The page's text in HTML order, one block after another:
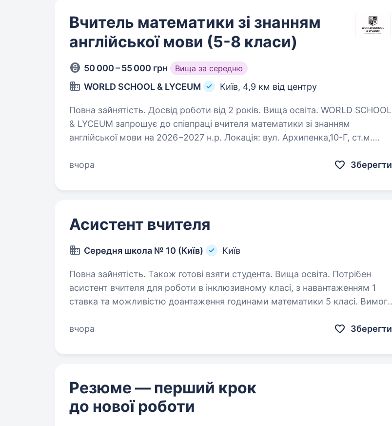
Вчитель математики зі знанням
англійської мови (5-8 класи)
50 000 – 55 000 грн Вища за середню
WORLD SCHOOL & LYCEUM Київ, 4,9 км від центру
Повна зайнятість. Досвід роботи від 2 років. Вища освіта. WORLD SCHOOL
& LYCEUM запрошує до співпраці вчителя математики зі знанням
англійської мови на 2026−2027 н.р. Локація: вул. Архипенка,10-Г, ст.м.
вчора
Зберегти
Асистент вчителя
Середня школа № 10 (Київ) Київ
Повна зайнятість. Також готові взяти студента. Вища освіта. Потрібен
асистент вчителя для роботи в інклюзивному класі, з навантаженням 1
ставка та можливістю доантаження годинами математики 5 класі. Вимоги
вчора
Зберегти
Резюме — перший крок
до нової роботи